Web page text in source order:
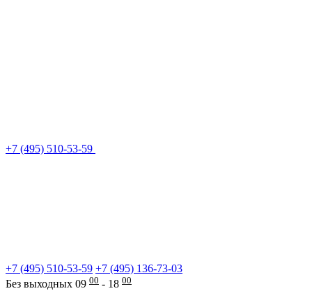
+7 (495) 510-53-59
+7 (495) 510-53-59 +7 (495) 136-73-03
Без выходных 09 00 - 18 00